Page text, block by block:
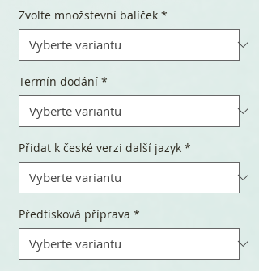
Zvolte množstevní balíček *
Termín dodání *
Přidat k české verzi další jazyk *
Předtisková příprava *